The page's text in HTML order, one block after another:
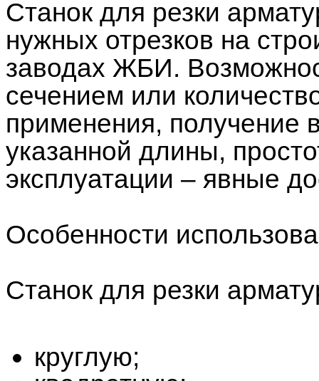
Станок для резки
нужных отрезков на
заводах ЖБИ.
сечением или
применения, получение
указанной длины,
эксплуатации – явные
Особенности
Станок для резки
круглую;